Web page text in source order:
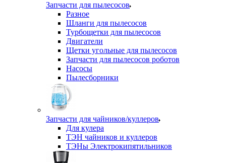
Запчасти для пылесосов
Разное
Шланги для пылесосов
Турбощетки для пылесосов
Двигатели
Щетки угольные для пылесосов
Запчасти для пылесосов роботов
Насосы
Пылесборники
Запчасти для чайников/куллеров
Для кулера
ТЭН чайников и куллеров
ТЭНы Электрокипятильников